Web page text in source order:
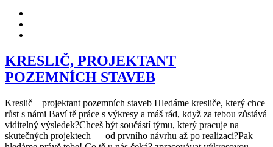
KRESLIČ, PROJEKTANT
POZEMNÍCH STAVEB
Kreslič – projektant pozemních staveb Hledáme kresliče, který chce
růst s námi Baví tě práce s výkresy a máš rád, když za tebou zůstává
viditelný výsledek?Chceš být součástí týmu, který pracuje na
skutečných projektech — od prvního návrhu až po realizaci?Pak